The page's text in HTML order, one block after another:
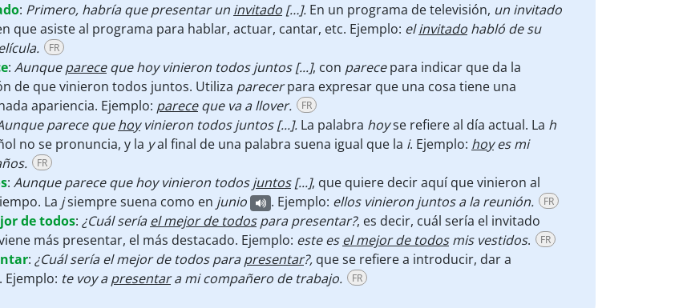
: Primero, habría que presentar un invitado […]. En un programa de televisión, un invitado
que asiste al programa para hablar, actuar, cantar, etc. Ejemplo: elinvitado habló de su
FR
: Aunquepareceque hoy vinieron todos juntos [...], con parecepara indicar que da la
de que vinieron todos juntos. Utiliza parecerpara expresar que una cosa tiene una
apariencia. Ejemplo: pareceque va a llover. FR
parece quehoyvinieron todos juntos [...]. La palabra hoyse refiere al día actual. La h
no se pronuncia, y la yal final de una palabra suena igual que la i. Ejemplo: hoyes mi
FR
: Aunque parece que hoy vinieron todosjuntos[...], que quiere decir aquí que vinieron al
La jsiempre suena como en junio . Ejemplo: ellos vinieron juntos a la reunión. FR
de todos: ¿Cuál seríael mejor de todospara presentar?, es decir, cuál sería el invitado
más presentar, el más destacado. Ejemplo: este esel mejor de todosmis vestidos. FR
: ¿Cuál sería el mejor de todos parapresentar?, que se refiere a introducir, dar a
Ejemplo: te voy apresentara mi compañero de trabajo. FR